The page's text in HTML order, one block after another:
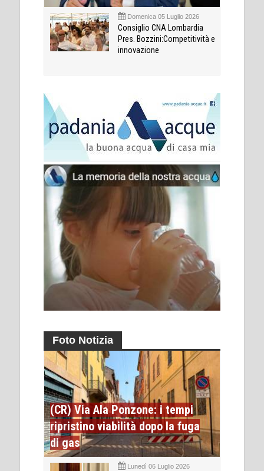
Domenica 05 Luglio 2026
Consiglio CNA Lombardia
Pres. Bozzini:Competitività e
innovazione
Foto Notizia
(CR) Via Ala Ponzone: i tempi
ripristino viabilità dopo la fuga
di gas
Lunedì 06 Luglio 2026